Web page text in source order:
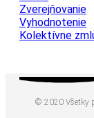
Zverejňovanie
Vyhodnotenie
Kolektívne
© 2020 Všetky